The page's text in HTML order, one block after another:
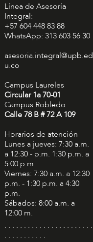
Línea de Asesoría
Integral:
+57 604 448 83 88
WhatsApp: 313 603 56 30
asesoria.integral@upb.ed
u.co
Campus Laureles
Circular 1a 70-01
Campus Robledo
Calle 78 B # 72 A 109
Horarios de atención
Lunes a jueves: 7:30 a.m.
a 12:30 - p.m. 1:30 p.m. a
5:00 p.m.
Viernes: 7:30 a.m. a 12:30
p.m. - 1:30 p.m. a 4:30
p.m.
Sábados: 8:00 a.m. a
12:00 m.
. . . . . . . . . . . . . . . . . . . . . . .
. . . . . . . . . . .